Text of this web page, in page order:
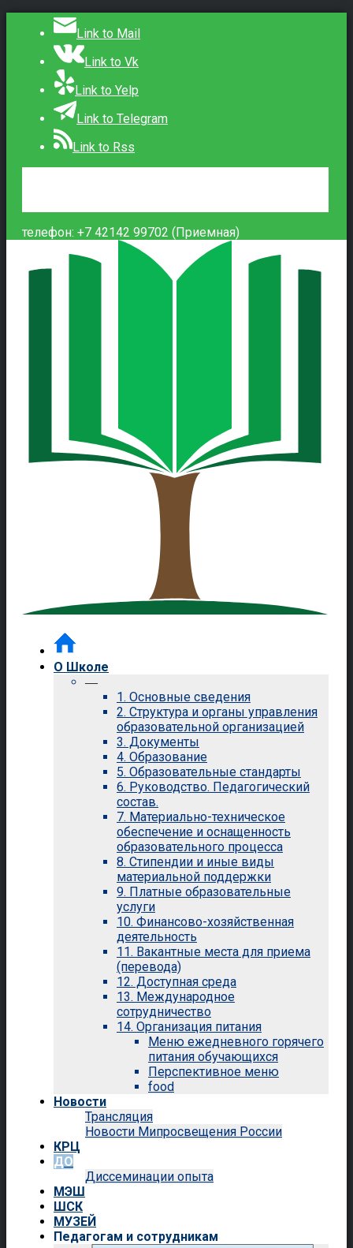
Link to Mail
Link to Vk
Link to Yelp
Link to Telegram
Link to Rss
телефон: +7 42142 99702 (Приемная)
О Школе
—
1. Основные сведения
2. Структура и органы управления
образовательной организацией
3. Документы
4. Образование
5. Образовательные стандарты
6. Руководство. Педагогический
состав.
7. Материально-техническое
обеспечение и оснащенность
образовательного процесса
8. Стипендии и иные виды
материальной поддержки
9. Платные образовательные
услуги
10. Финансово-хозяйственная
деятельность
11. Вакантные места для приема
(перевода)
12. Доступная среда
13. Международное
сотрудничество
14. Организация питания
Меню ежедневного горячего
питания обучающихся
Перспективное меню
food
Новости
Трансляция
Новости Мипросвещения России
КРЦ
ДО
Диссеминации опыта
МЭШ
ШСК
МУЗЕЙ
Педагогам и сотрудникам